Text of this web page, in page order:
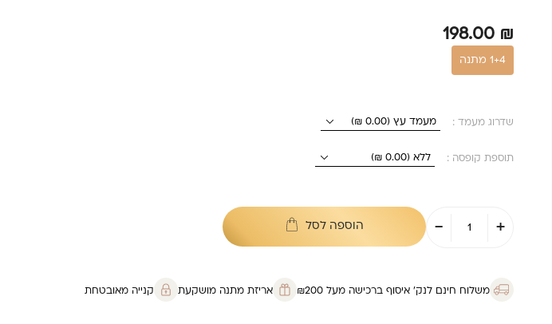
198.00 ₪
1+4 מתנה
שדרוג מעמד :
תוספת קופסה :
-
כמות
של
אריח
+ הוספה לסל
משלוח חינם לנק’ איסוף ברכישה מעל ₪200 אריזת מתנה מושקעת קנייה מאובטחת